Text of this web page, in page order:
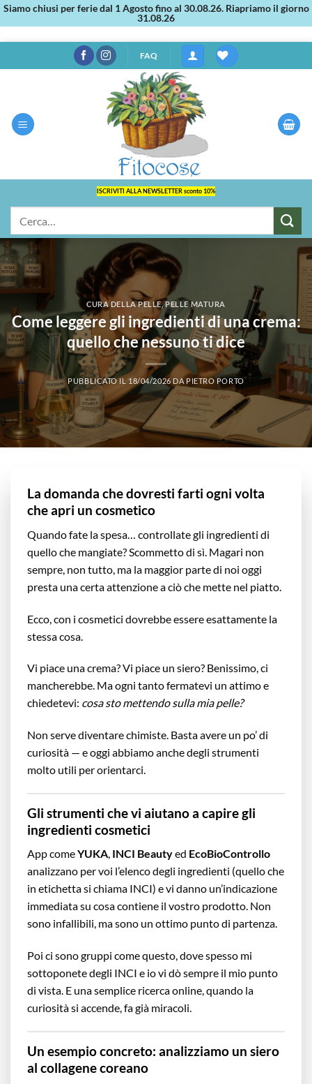
Siamo chiusi per ferie dal 1 Agosto fino al 30.08.26. Riapriamo il giorno
31.08.26
ai
FAQ
ISCRIVITI ALLA NEWSLETTER sconto 10%
CURA DELLA PELLE,PELLE MATURA
Come leggere gli ingredienti di una crema:
quello che nessuno ti dice
PUBBLICATO IL 18/04/2026 DA PIETRO PORTO
La domanda che dovresti farti ogni volta
che apri un cosmetico
Quando fate la spesa… controllate gli ingredienti di
quello che mangiate? Scommetto di sì. Magari non
sempre, non tutto, ma la maggior parte di noi oggi
presta una certa attenzione a ciò che mette nel piatto.
Ecco, con i cosmetici dovrebbe essere esattamente la
stessa cosa.
Vi piace una crema? Vi piace un siero? Benissimo, ci
mancherebbe. Ma ogni tanto fermatevi un attimo e
chiedetevi: cosa sto mettendo sulla mia pelle?
Non serve diventare chimiste. Basta avere un po’ di
curiosità — e oggi abbiamo anche degli strumenti
molto utili per orientarci.
Gli strumenti che vi aiutano a capire gli
ingredienti cosmetici
App comeYUKA, INCI Beautyed EcoBioControllo
analizzano per voi l’elenco degli ingredienti (quello che
in etichetta si chiama INCI) e vi danno un’indicazione
immediata su cosa contiene il vostro prodotto. Non
sono infallibili, ma sono un ottimo punto di partenza.
Poi ci sono gruppi come questo, dove spesso mi
sottoponete degli INCI e io vi dò sempre il mio punto
di vista. E una semplice ricerca online, quando la
curiosità si accende, fa già miracoli.
Un esempio concreto: analizziamo un siero
al collagene coreano